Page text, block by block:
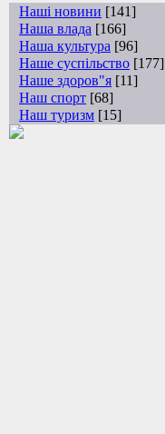
Наші новини [141]
Наша влада [166]
Наша культура [96]
Наше суспільство [177]
Наше здоров"я [11]
Наш спорт [68]
Наш туризм [15]